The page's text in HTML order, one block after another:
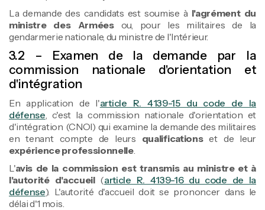
La demande des candidats est soumise à l'agrément du
ministre des Arméesou, pour les militaires de la
gendarmerie nationale, du ministre de l'Intérieur.
3.2 – Examen de la demande par la
commission nationale d'orientation et
d'intégration
En application de l'article R. 4139-15 du code de la
défense, c'est la commission nationale d'orientation et
d'intégration (CNOI) qui examine la demande des militaires
en tenant compte de leurs qualificationset de leur
expérience professionnelle.
L'avis de la commission est transmis au ministre et à
l'autorité d'accueil(article R. 4139-16 du code de la
défense). L'autorité d'accueil doit se prononcer dans le
délai d'1 mois.